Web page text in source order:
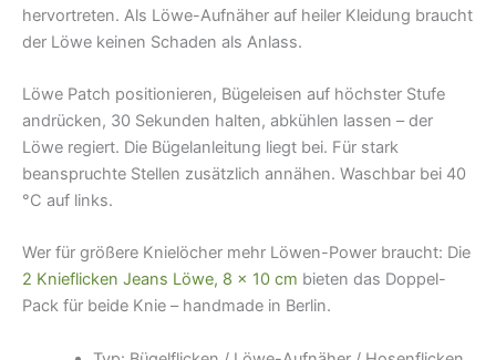
hervortreten. Als Löwe-Aufnäher auf heiler Kleidung braucht
der Löwe keinen Schaden als Anlass.
Löwe Patch positionieren, Bügeleisen auf höchster Stufe
andrücken, 30 Sekunden halten, abkühlen lassen – der
Löwe regiert. Die Bügelanleitung liegt bei. Für stark
beanspruchte Stellen zusätzlich annähen. Waschbar bei 40
°C auf links.
Wer für größere Knielöcher mehr Löwen-Power braucht: Die
2 Knieflicken Jeans Löwe, 8 × 10 cm bieten das Doppel-
Pack für beide Knie – handmade in Berlin.